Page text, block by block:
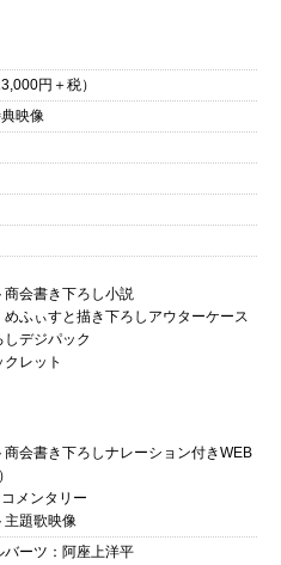
円＋税）
映像
会書き下ろし小説
ふぃすと描き下ろしアウターケース
デジパック
レット
会書き下ろしナレーション付きWEB
メンタリー
題歌映像
ーツ：阿座上洋平